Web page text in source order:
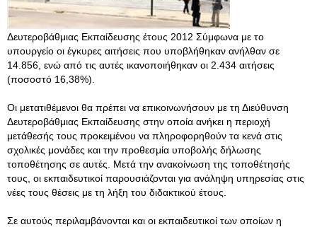
Δευτεροβάθμιας Εκπαίδευσης έτους 2012 Σύμφωνα με το
υπουργείο οι έγκυρες αιτήσεις που υποβλήθηκαν ανήλθαν σε
14.856, ενώ από τις αυτές ικανοποιήθηκαν οι 2.434 αιτήσεις
(ποσοστό 16,38%).
Οι μετατιθέμενοι θα πρέπει να επικοινωνήσουν με τη Διεύθυνση
Δευτεροβάθμιας Εκπαίδευσης στην οποία ανήκει η περιοχή
μετάθεσής τους προκειμένου να πληροφορηθούν τα κενά στις
σχολικές μονάδες και την προθεσμία υποβολής δήλωσης
τοποθέτησης σε αυτές. Μετά την ανακοίνωση της τοποθέτησής
τους, οι εκπαιδευτικοί παρουσιάζονται για ανάληψη υπηρεσίας στις
νέες τους θέσεις με τη λήξη του διδακτικού έτους.
Σε αυτούς περιλαμβάνονται και οι εκπαιδευτικοί των οποίων η